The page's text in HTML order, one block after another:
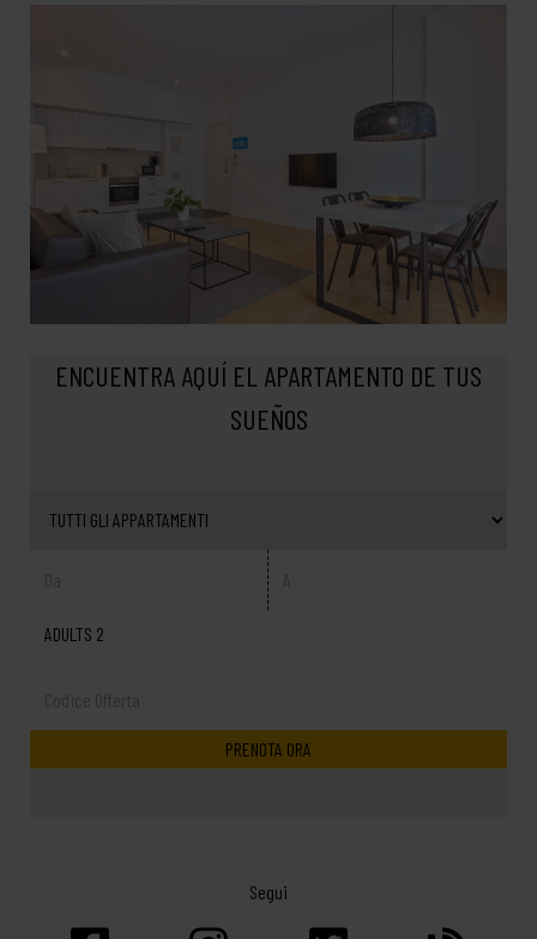
ENCUENTRA AQUÍ EL APARTAMENTO DE TUS
SUEÑOS
ADULTS 2
Segui